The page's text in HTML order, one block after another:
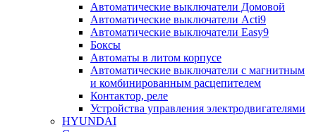
Автоматические выключатели Домовой
Автоматические выключатели Acti9
Автоматические выключатели Easy9
Боксы
Автоматы в литом корпусе
Автоматические выключатели с магнитным
и комбинированным расцепителем
Контактор, реле
Устройства управления электродвигателями
HYUNDAI